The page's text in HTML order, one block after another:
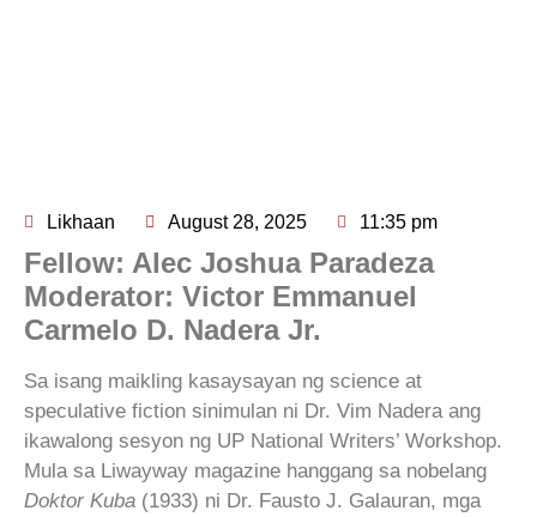
Likhaan August 28, 2025 11:35 pm
Fellow: Alec Joshua Paradeza
Moderator: Victor Emmanuel
Carmelo D. Nadera Jr.
Sa isang maikling kasaysayan ng science at
speculative fiction sinimulan ni Dr. Vim Nadera ang
ikawalong sesyon ng UP National Writers’ Workshop.
Mula sa Liwayway magazine hanggang sa nobelang
Doktor Kuba (1933) ni Dr. Fausto J. Galauran, mga